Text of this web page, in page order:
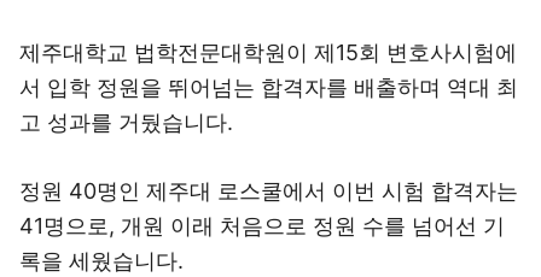
제주대학교 법학전문대학원이 제15회 변호사시험에
서 입학 정원을 뛰어넘는 합격자를 배출하며 역대 최
고 성과를 거뒀습니다.
정원 40명인 제주대 로스쿨에서 이번 시험 합격자는
41명으로, 개원 이래 처음으로 정원 수를 넘어선 기
록을 세웠습니다.